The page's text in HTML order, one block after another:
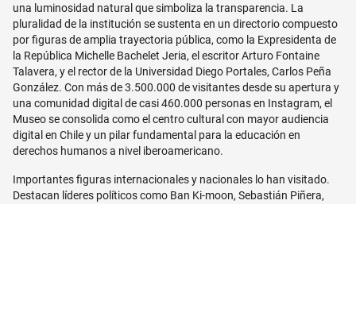
una luminosidad natural que simboliza la transparencia. La
pluralidad de la institución se sustenta en un directorio compuesto
por figuras de amplia trayectoria pública, como la Expresidenta de
la República Michelle Bachelet Jeria, el escritor Arturo Fontaine
Talavera, y el rector de la Universidad Diego Portales, Carlos Peña
González. Con más de 3.500.000 de visitantes desde su apertura y
una comunidad digital de casi 460.000 personas en Instagram, el
Museo se consolida como el centro cultural con mayor audiencia
digital en Chile y un pilar fundamental para la educación en
derechos humanos a nivel iberoamericano.
Importantes figuras internacionales y nacionales lo han visitado.
Destacan líderes políticos como Ban Ki-moon, Sebastián Piñera,